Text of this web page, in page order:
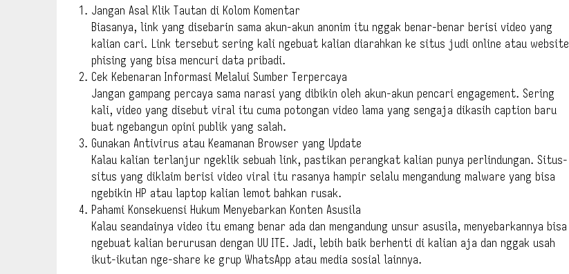
Jangan Asal Klik Tautan di Kolom Komentar
Biasanya, link yang disebarin sama akun-akun anonim itu nggak benar-benar berisi video yang
kalian cari. Link tersebut sering kali ngebuat kalian diarahkan ke situs judi online atau website
phising yang bisa mencuri data pribadi.
Cek Kebenaran Informasi Melalui Sumber Terpercaya
Jangan gampang percaya sama narasi yang dibikin oleh akun-akun pencari engagement. Sering
kali, video yang disebut viral itu cuma potongan video lama yang sengaja dikasih caption baru
buat ngebangun opini publik yang salah.
Gunakan Antivirus atau Keamanan Browser yang Update
Kalau kalian terlanjur ngeklik sebuah link, pastikan perangkat kalian punya perlindungan. Situs-
situs yang diklaim berisi video viral itu rasanya hampir selalu mengandung malware yang bisa
ngebikin HP atau laptop kalian lemot bahkan rusak.
Pahami Konsekuensi Hukum Menyebarkan Konten Asusila
Kalau seandainya video itu emang benar ada dan mengandung unsur asusila, menyebarkannya bisa
ngebuat kalian berurusan dengan UU ITE. Jadi, lebih baik berhenti di kalian aja dan nggak usah
ikut-ikutan nge-share ke grup WhatsApp atau media sosial lainnya.